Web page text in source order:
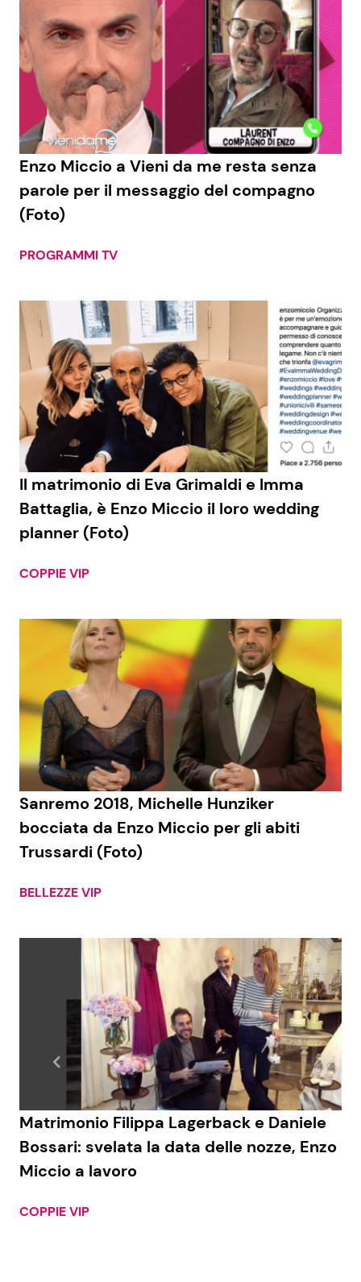
Chi siamo
Disclaimer e Privacy
Redazione
Contattaci
Pubblicità
Privacy Policy
Enzo Miccio a Vieni da me resta senza
parole per il messaggio del compagno
(Foto)
PROGRAMMI TV
Il matrimonio di Eva Grimaldi e Imma
Battaglia, è Enzo Miccio il loro wedding
planner (Foto)
COPPIE VIP
Sanremo 2018, Michelle Hunziker
bocciata da Enzo Miccio per gli abiti
Trussardi (Foto)
BELLEZZE VIP
Matrimonio Filippa Lagerback e Daniele
Bossari: svelata la data delle nozze, Enzo
Miccio a lavoro
COPPIE VIP